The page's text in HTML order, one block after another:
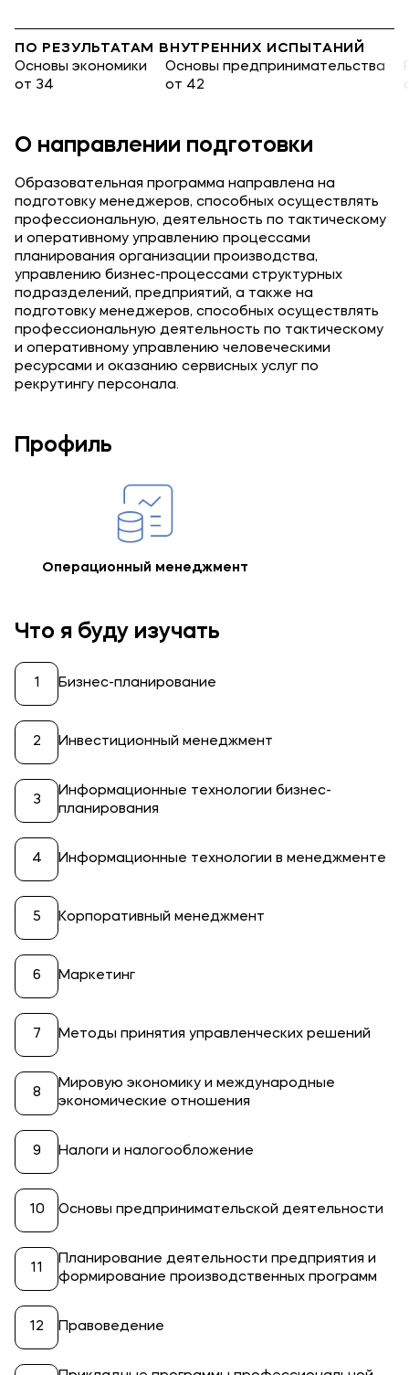
Мы в соцсетях
Подобрать программу
ПО РЕЗУЛЬТАТАМ ВНУТРЕННИХ ИСПЫТАНИЙ
Основы экономики
от 34
Основы предпринимательства
от 42
О направлении подготовки
Образовательная программа направлена на
подготовку менеджеров, способных осуществлять
профессиональную, деятельность по тактическому
и оперативному управлению процессами
планирования организации производства,
управлению бизнес-процессами структурных
подразделений, предприятий, а также на
подготовку менеджеров, способных осуществлять
профессиональную деятельность по тактическому
и оперативному управлению человеческими
ресурсами и оказанию сервисных услуг по
рекрутингу персонала.
Профиль
Операционный менеджмент
Что я буду изучать
Бизнес-планирование
Инвестиционный менеджмент
Информационные технологии бизнес-
планирования
Информационные технологии в менеджменте
Корпоративный менеджмент
Маркетинг
Методы принятия управленческих решений
Мировую экономику и международные
экономические отношения
Налоги и налогообложение
Основы предпринимательской деятельности
Планирование деятельности предприятия и
формирование производственных программ
Правоведение